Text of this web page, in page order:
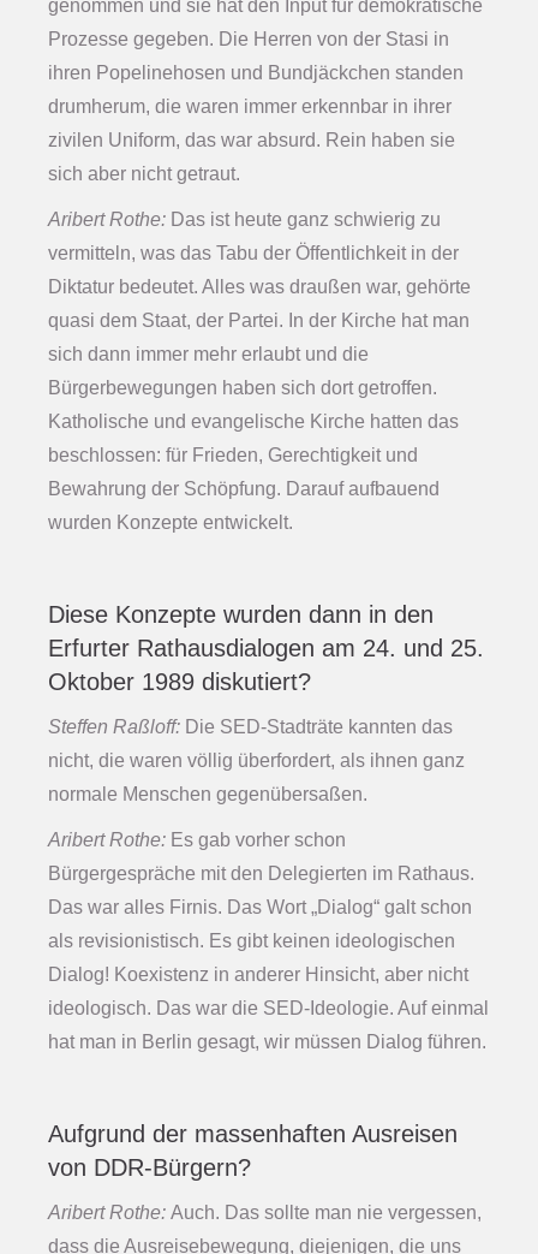
genommen und sie hat den Input für demokratische
Prozesse gegeben. Die Herren von der Stasi in
ihren Popelinehosen und Bundjäckchen standen
drumherum, die waren immer erkennbar in ihrer
zivilen Uniform, das war absurd. Rein haben sie
sich aber nicht getraut.
Aribert Rothe: Das ist heute ganz schwierig zu
vermitteln, was das Tabu der Öffentlichkeit in der
Diktatur bedeutet. Alles was draußen war, gehörte
quasi dem Staat, der Partei. In der Kirche hat man
sich dann immer mehr erlaubt und die
Bürgerbewegungen haben sich dort getroffen.
Katholische und evangelische Kirche hatten das
beschlossen: für Frieden, Gerechtigkeit und
Bewahrung der Schöpfung. Darauf aufbauend
wurden Konzepte entwickelt.
Diese Konzepte wurden dann in den
Erfurter Rathausdialogen am 24. und 25.
Oktober 1989 diskutiert?
Steffen Raßloff: Die SED-Stadträte kannten das
nicht, die waren völlig überfordert, als ihnen ganz
normale Menschen gegenübersaßen.
Aribert Rothe: Es gab vorher schon
Bürgergespräche mit den Delegierten im Rathaus.
Das war alles Firnis. Das Wort „Dialog“ galt schon
als revisionistisch. Es gibt keinen ideologischen
Dialog! Koexistenz in anderer Hinsicht, aber nicht
ideologisch. Das war die SED-Ideologie. Auf einmal
hat man in Berlin gesagt, wir müssen Dialog führen.
Aufgrund der massenhaften Ausreisen
von DDR-Bürgern?
Aribert Rothe: Auch. Das sollte man nie vergessen,
dass die Ausreisebewegung, diejenigen, die uns